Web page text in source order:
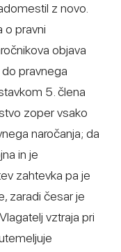
z novo.
o pravni
objava
pravnega
5. člena
zoper vsako
naročanja; da
in je
zahtevka pa je
zaradi česar je
vztraja pri